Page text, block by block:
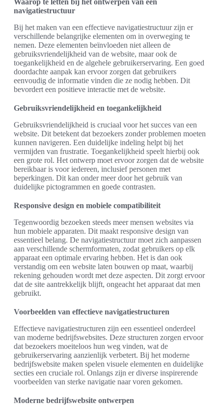
navigatiestructuur
Bij het maken van een effectieve navigatiestructuur zijn er
verschillende belangrijke elementen om in overweging te
nemen. Deze elementen beïnvloeden niet alleen de
gebruiksvriendelijkheid van de website, maar ook de
toegankelijkheid en de algehele gebruikerservaring. Een goed
doordachte aanpak kan ervoor zorgen dat gebruikers
eenvoudig de informatie vinden die ze nodig hebben. Dit
bevordert een positieve interactie met de website.
Gebruiksvriendelijkheid en toegankelijkheid
Gebruiksvriendelijkheid is cruciaal voor het succes van een
website. Dit betekent dat bezoekers zonder problemen moeten
kunnen navigeren. Een duidelijke indeling helpt bij het
vermijden van frustratie. Toegankelijkheid speelt hierbij ook
een grote rol. Het ontwerp moet ervoor zorgen dat de website
bereikbaar is voor iedereen, inclusief personen met
beperkingen. Dit kan onder meer door het gebruik van
duidelijke pictogrammen en goede contrasten.
Responsive design en mobiele compatibiliteit
Tegenwoordig bezoeken steeds meer mensen websites via
hun mobiele apparaten. Dit maakt responsive design van
essentieel belang. De navigatiestructuur moet zich aanpassen
aan verschillende schermformaten, zodat gebruikers op elk
apparaat een optimale ervaring hebben. Het is dan ook
verstandig om een website laten bouwen op maat, waarbij
rekening gehouden wordt met deze aspecten. Dit zorgt ervoor
dat de site aantrekkelijk blijft, ongeacht het apparaat dat men
gebruikt.
Voorbeelden van effectieve navigatiestructuren
Effectieve navigatiestructuren zijn een essentieel onderdeel
van moderne bedrijfswebsites. Deze structuren zorgen ervoor
dat bezoekers moeiteloos hun weg vinden, wat de
gebruikerservaring aanzienlijk verbetert. Bij het moderne
bedrijfswebsite maken spelen visuele elementen en duidelijke
secties een cruciale rol. Onlangs zijn er diverse inspirerende
voorbeelden van sterke navigatie naar voren gekomen.
Moderne bedrijfswebsite ontwerpen